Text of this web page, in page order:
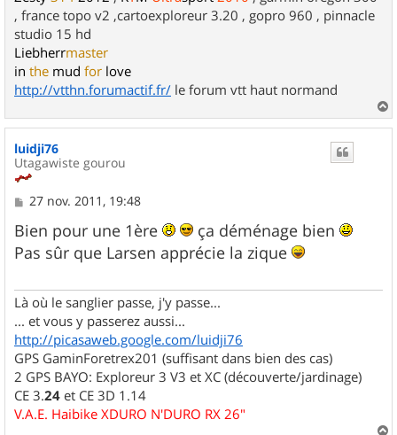
, france topo v2 ,cartoexploreur 3.20 , gopro 960 , pinnacle
studio 15 hd
Liebherrmaster
in the mud for love
http://vtthn.forumactif.fr/ le forum vtt haut normand
a
u
luidji76
Utagawiste gourou
M
s
s
a
27 nov. 2011, 19:48
Bien pour une 1ère
ça déménage bien
Pas sûr que Larsen apprécie la zique
Là où le sanglier passe, j'y passe...
... et vous y passerez aussi...
http://picasaweb.google.com/luidji76
GPS GaminForetrex201 (suffisant dans bien des cas)
2 GPS BAYO: Exploreur 3 V3 et XC (découverte/jardinage)
CE 3.24 et CE 3D 1.14
V.A.E. Haibike XDURO N'DURO RX 26"